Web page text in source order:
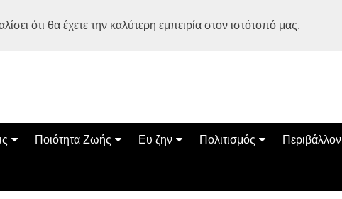
ότι θα έχετε την καλύτερη εμπειρία στον ιστότοπό μας.
Ποιότητα Ζωής
Ασκηση
Ευ ζην
Αυτοβελτίωση
Πολιτισμός
Εκδηλώσεις
Περιβάλλον
Οικολογία